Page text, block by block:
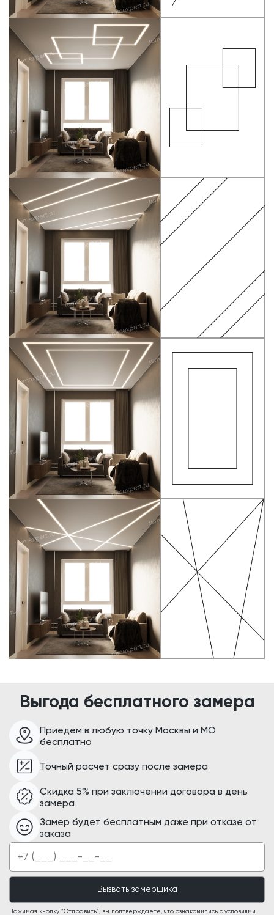
Выгода бесплатного замера
Приедем в любую точку Москвы и МО
бесплатно
Точный расчет сразу после замера
Скидка 5% при заключении договора в день
замера
Замер будет бесплатным даже при отказе от
заказа
Нажимая кнопку “Отправить”, вы подтверждаете, что ознакомились с условиями